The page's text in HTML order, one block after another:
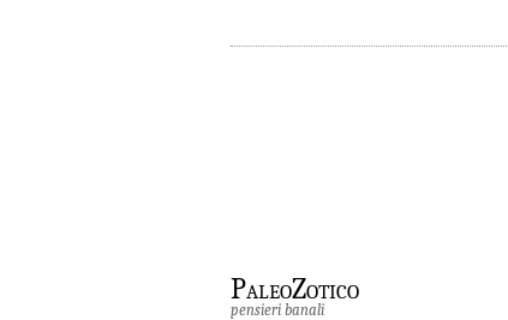
PaleoZotico
pensieri banali